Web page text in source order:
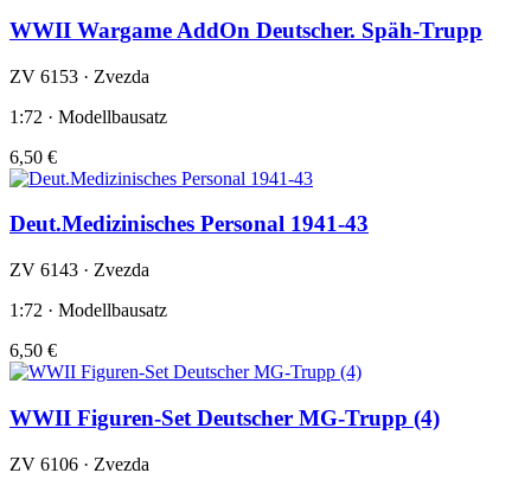
WWII Wargame AddOn Deutscher. Späh-Trupp
ZV 6153 · Zvezda
1:72 · Modellbausatz
6,50 €
Deut.Medizinisches Personal 1941-43
ZV 6143 · Zvezda
1:72 · Modellbausatz
6,50 €
WWII Figuren-Set Deutscher MG-Trupp (4)
ZV 6106 · Zvezda